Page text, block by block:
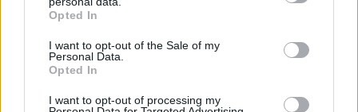
grant or deny consent to Google and its third-party tags to
use your data for below specified purposes in below Google
consent section.
Opted In
I want to opt-out of the Sale of my
Personal Data.
Opted In
I want to opt-out of processing my
Ποιοι ανήκουν στις ευπαθείς ομάδες
Ειδικότερα:
– Ενήλικες με αναπνευστικό πρόβλημα